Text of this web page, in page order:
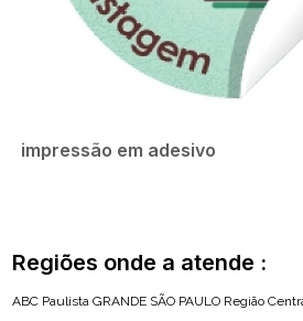
impressão em adesivo
Regiões onde a atende :
ABC Paulista GRANDE SÃO PAULO Região